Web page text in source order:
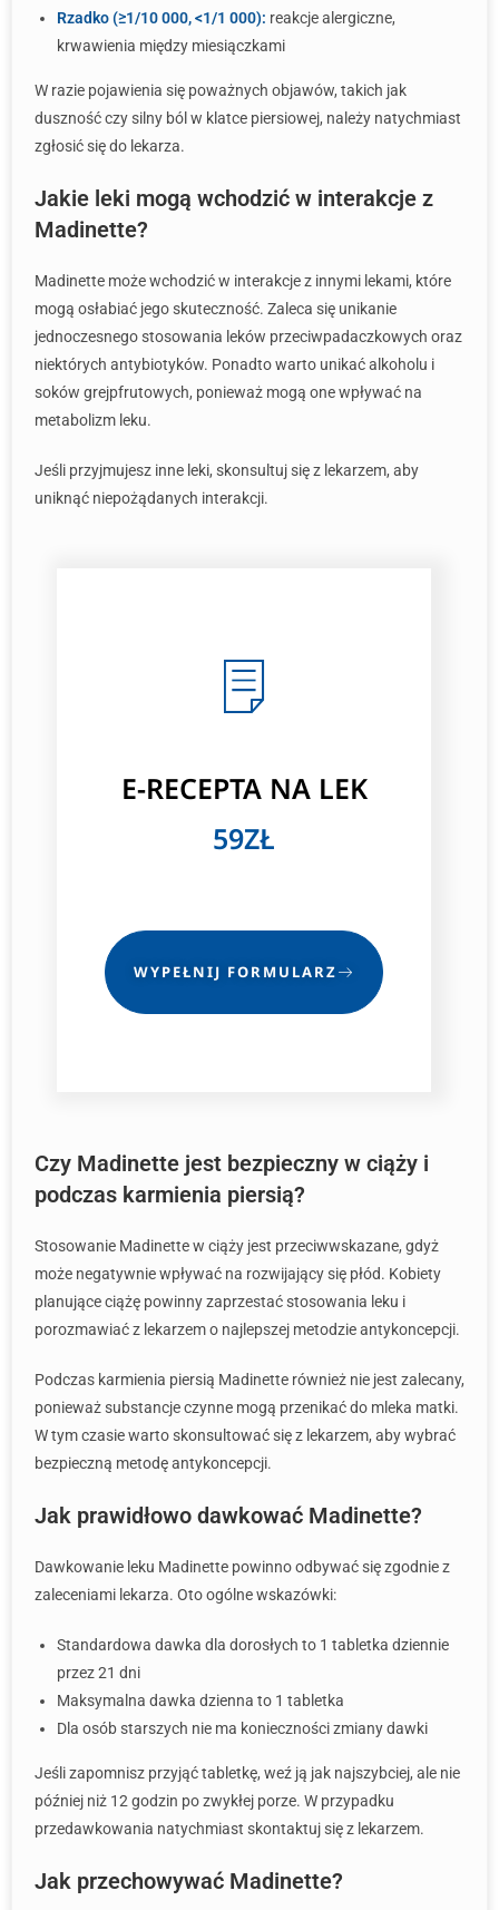
Rzadko (≥1/10 000, <1/1 000): reakcje alergiczne,
krwawienia między miesiączkami
W razie pojawienia się poważnych objawów, takich jak
duszność czy silny ból w klatce piersiowej, należy natychmiast
zgłosić się do lekarza.
Jakie leki mogą wchodzić w interakcje z
Madinette?
Madinette może wchodzić w interakcje z innymi lekami, które
mogą osłabiać jego skuteczność. Zaleca się unikanie
jednoczesnego stosowania leków przeciwpadaczkowych oraz
niektórych antybiotyków. Ponadto warto unikać alkoholu i
soków grejpfrutowych, ponieważ mogą one wpływać na
metabolizm leku.
Jeśli przyjmujesz inne leki, skonsultuj się z lekarzem, aby
uniknąć niepożądanych interakcji.
E-RECEPTA NA LEK
59ZŁ
WYPEŁNIJ FORMULARZ
Czy Madinette jest bezpieczny w ciąży i
podczas karmienia piersią?
Stosowanie Madinette w ciąży jest przeciwwskazane, gdyż
może negatywnie wpływać na rozwijający się płód. Kobiety
planujące ciążę powinny zaprzestać stosowania leku i
porozmawiać z lekarzem o najlepszej metodzie antykoncepcji.
Podczas karmienia piersią Madinette również nie jest zalecany,
ponieważ substancje czynne mogą przenikać do mleka matki.
W tym czasie warto skonsultować się z lekarzem, aby wybrać
bezpieczną metodę antykoncepcji.
Jak prawidłowo dawkować Madinette?
Dawkowanie leku Madinette powinno odbywać się zgodnie z
zaleceniami lekarza. Oto ogólne wskazówki:
Standardowa dawka dla dorosłych to 1 tabletka dziennie
przez 21 dni
Maksymalna dawka dzienna to 1 tabletka
Dla osób starszych nie ma konieczności zmiany dawki
Jeśli zapomnisz przyjąć tabletkę, weź ją jak najszybciej, ale nie
później niż 12 godzin po zwykłej porze. W przypadku
przedawkowania natychmiast skontaktuj się z lekarzem.
Jak przechowywać Madinette?